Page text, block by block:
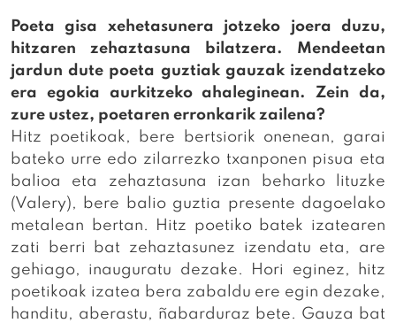
Poeta gisa xehetasunera jotzeko joera duzu,
hitzaren zehaztasuna bilatzera. Mendeetan
jardun dute poeta guztiak gauzak izendatzeko
era egokia aurkitzeko ahaleginean. Zein da,
zure ustez, poetaren erronkarik zailena?
Hitz poetikoak, bere bertsiorik onenean, garai
bateko urre edo zilarrezko txanponen pisua eta
balioa eta zehaztasuna izan beharko lituzke
(Valery), bere balio guztia presente dagoelako
metalean bertan. Hitz poetiko batek izatearen
zati berri bat zehaztasunez izendatu eta, are
gehiago, inauguratu dezake. Hori eginez, hitz
poetikoak izatea bera zabaldu ere egin dezake,
handitu, aberastu, ñabarduraz bete. Gauza bat